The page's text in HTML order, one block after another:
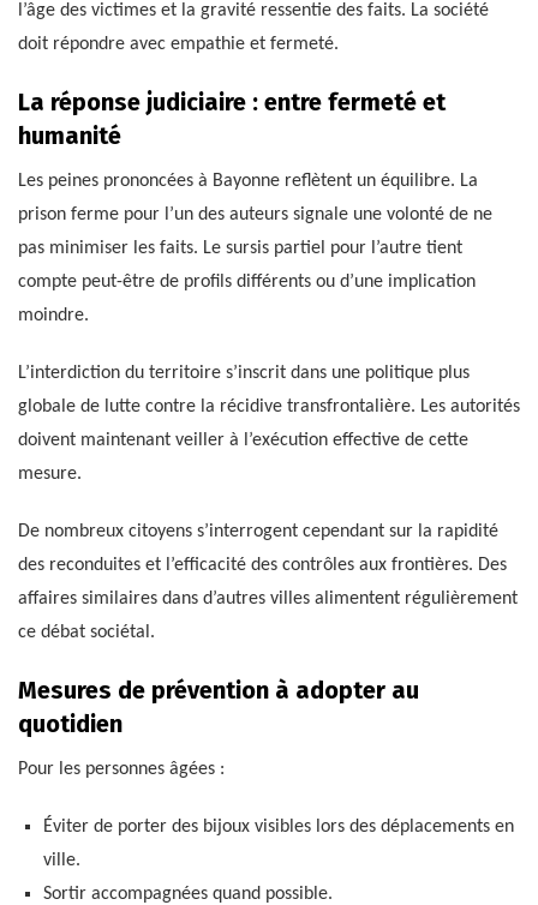
l’âge des victimes et la gravité ressentie des faits. La société
doit répondre avec empathie et fermeté.
La réponse judiciaire : entre fermeté et
humanité
Les peines prononcées à Bayonne reflètent un équilibre. La
prison ferme pour l’un des auteurs signale une volonté de ne
pas minimiser les faits. Le sursis partiel pour l’autre tient
compte peut-être de profils différents ou d’une implication
moindre.
L’interdiction du territoire s’inscrit dans une politique plus
globale de lutte contre la récidive transfrontalière. Les autorités
doivent maintenant veiller à l’exécution effective de cette
mesure.
De nombreux citoyens s’interrogent cependant sur la rapidité
des reconduites et l’efficacité des contrôles aux frontières. Des
affaires similaires dans d’autres villes alimentent régulièrement
ce débat sociétal.
Mesures de prévention à adopter au
quotidien
Pour les personnes âgées :
Éviter de porter des bijoux visibles lors des déplacements en
ville.
Sortir accompagnées quand possible.